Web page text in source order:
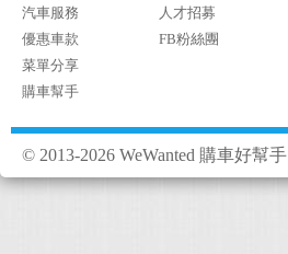
汽車服務
優惠車款
菜單分享
購車幫手
人才招募
FB粉絲團
© 2013-2026 WeWanted 購車好幫手